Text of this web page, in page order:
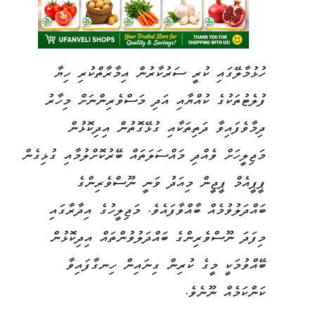
ހުޅުމާލޭގައި ކުރީ ސަރުކާރުން އިމާރާތްކުރި ހިޔާ
ފުލެޓުތަކުގެ ކުއްޔާއި އަދި މަސްވެރިންނަށް މިހާރު
ދިމާވެފައިވާ ދަތިތަކާއި ގުޅޭގޮތުން އިދިކޮޅުން
މަޖިލީހަށް ވެއްދި މައްސަލަތައް ބޭރުކޮށްލުމާއި ގުޅިގެން
ޕީޕީއެމް ޕީޖީން މިއަދު ވަނީ ނޫސްވެރިންގެ
ބައްދަލުވުމެއް ބާއްވާފައެވެ. މަޖިލީހުގެ އިދާރާގައި
މިފަދަ ނޫސްވެރިންގެ ބައްދަލުވުންތައް އިދިކޮޅުން
ބޭއްވުމަކީ މީގެ ކުރިން ގިނައިން ހިނގާފައިވާ
ކަންކަމެއް ނޫނެވެ.